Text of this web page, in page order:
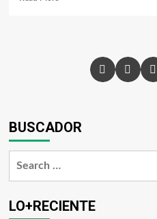
BUSCADOR
LO+RECIENTE